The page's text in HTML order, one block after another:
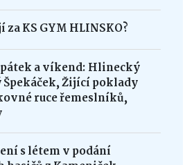
za KS GYM HLINSKO?
a víkend: Hlinecký
Žijící poklady
ruce řemeslníků,
s létem v podání